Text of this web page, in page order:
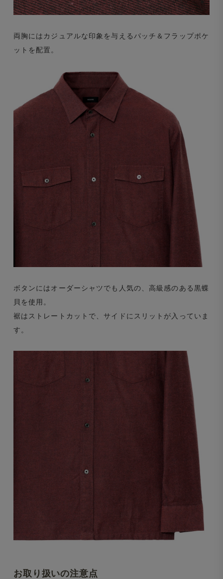
両胸にはカジュアルな印象を与えるパッチ＆フラップポケ
ットを配置。
ボタンにはオーダーシャツでも人気の、高級感のある黒蝶
貝を使用。
裾はストレートカットで、サイドにスリットが入っていま
す。
お取り扱いの注意点